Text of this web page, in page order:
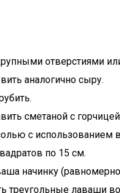
отверстиями
аналогично сыру.
сметаной с
с использованием
по 15 см.
начинку
треугольные лаваши